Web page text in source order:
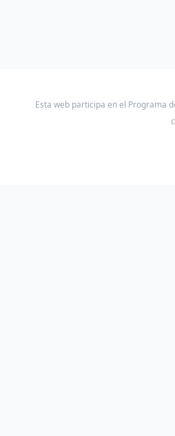
Esta web participa en el Programa